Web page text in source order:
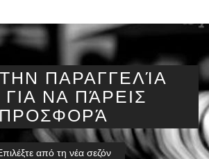
ΠΑΡΑΓΓΕΛΊΑ
ΝΑ ΠΆΡΕΙΣ
ΠΡΟΣΦΟΡΆ
από τη νέα σεζόν